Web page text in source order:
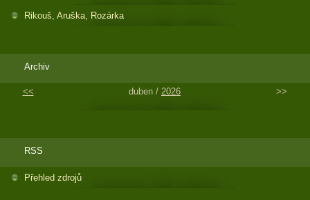
Rikouš, Aruška, Rozárka
Archiv
<< duben / 2026 >>
RSS
Přehled zdrojů